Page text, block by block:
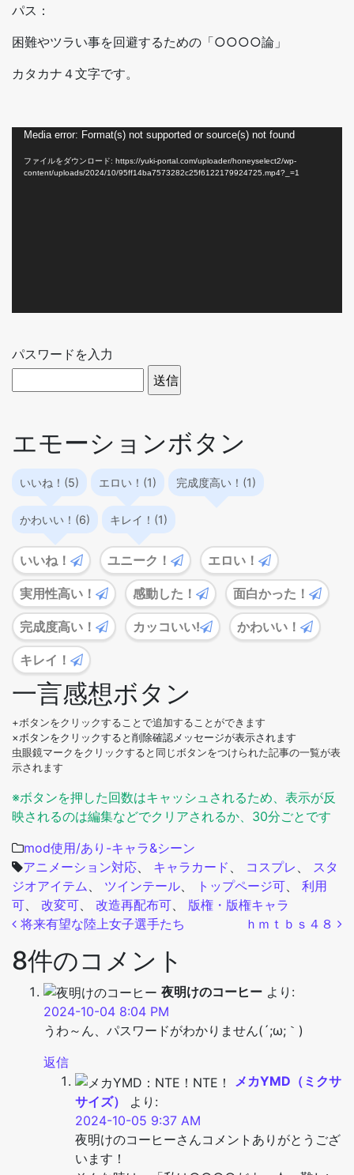
パス：
困難やツラい事を回避するための「○○○○論」
カタカナ４文字です。
Media error: Format(s) not supported or source(s) not found
ファイルをダウンロード: https://yuki-portal.com/uploader/honeyselect2/wp-
content/uploads/2024/10/95ff14ba7573282c25f6122179924725.mp4?_=1
パスワードを入力
エモーションボタン
いいね！(5) エロい！(1) 完成度高い！(1)
かわいい！(6) キレイ！(1)
いいね！ ユニーク！ エロい！
実用性高い！ 感動した！ 面白かった！
完成度高い！ カッコいい! かわいい！
キレイ！
一言感想ボタン
+ボタンをクリックすることで追加することができます
×ボタンをクリックすると削除確認メッセージが表示されます
虫眼鏡マークをクリックすると同じボタンをつけられた記事の一覧が表
示されます
※ボタンを押した回数はキャッシュされるため、表示が反
映されるのは編集などでクリアされるか、30分ごとです
mod使用/あり-キャラ&シーン
アニメーション対応
キャラカード コスプレ
スタ
ジオアイテム
ツインテール トップページ可
利用
可
改変可 改造再配布可 版権・版権キャラ
投稿ナビゲーション
将来有望な陸上女子選手たち ｈｍｔｂｓ４８
8件のコメント
夜明けのコーヒー より:
2024-10-04 8:04 PM
うわ～ん、パスワードがわかりません(´;ω;｀)
返信
メカYMD（ミクサ
サイズ）
より:
2024-10-05 9:37 AM
夜明けのコーヒーさんコメントありがとうござ
います！